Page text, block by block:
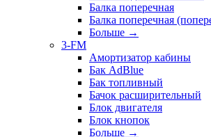
Балка поперечная
Балка поперечная
Больше →
3-FM
Амортизатор кабины
Бак AdBlue
Бак топливный
Бачок расширительный
Блок двигателя
Блок кнопок
Больше →